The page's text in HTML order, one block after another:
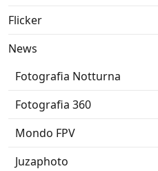
Flicker
News
Fotografia Notturna
Fotografia 360
Mondo FPV
Juzaphoto